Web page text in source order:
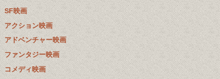
SF映画
アクション映画
アドベンチャー映画
ファンタジー映画
コメディ映画